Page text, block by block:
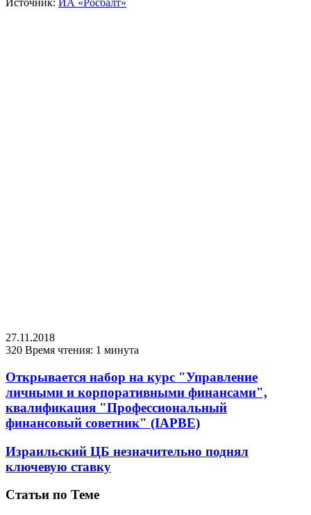
Источник: ИА «Росбалт»
27.11.2018
320 Время чтения: 1 минута
Открывается набор на курс "Управление
личными и корпоративными финансами",
квалификация "Профессиональный
финансовый советник" (IAPBE)
Израильский ЦБ незначительно поднял
ключевую ставку
Статьи по Теме